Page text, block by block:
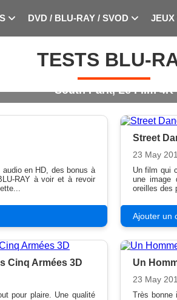
DVD / BLU-RAY / SVOD JEUX
TESTS BLU-
Le Film 4K
en HD, des bonus à
RAY à voir et à revoir
Street
23 May
Un film qui
une image
oreilles des
Ajouter un
Cinq Armées 3D
pour plaire. Une qualité
Un
23 May
Très bonne